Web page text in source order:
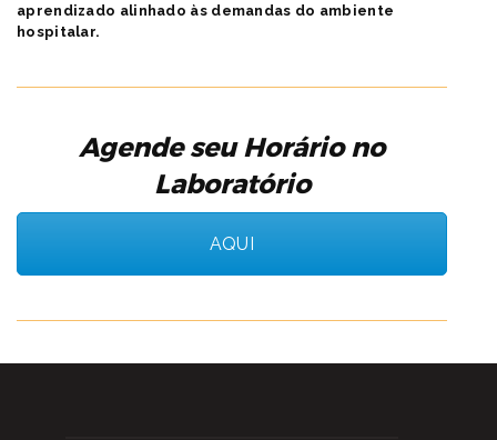
aprendizado alinhado às demandas do ambiente
hospitalar.
Agende seu Horário no
Laboratório
AQUI